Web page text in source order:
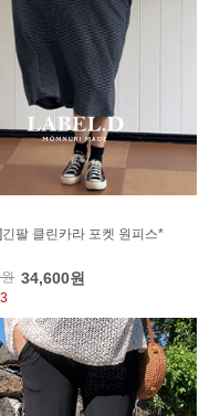
긴팔 클린카라 포켓 원피스*
34,600원